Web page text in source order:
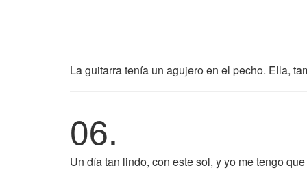
La guitarra tenía un agujero en el pecho. Ella,
06.
Un día tan lindo, con este sol, y yo me tengo que